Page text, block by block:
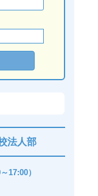
法人部
17:00）